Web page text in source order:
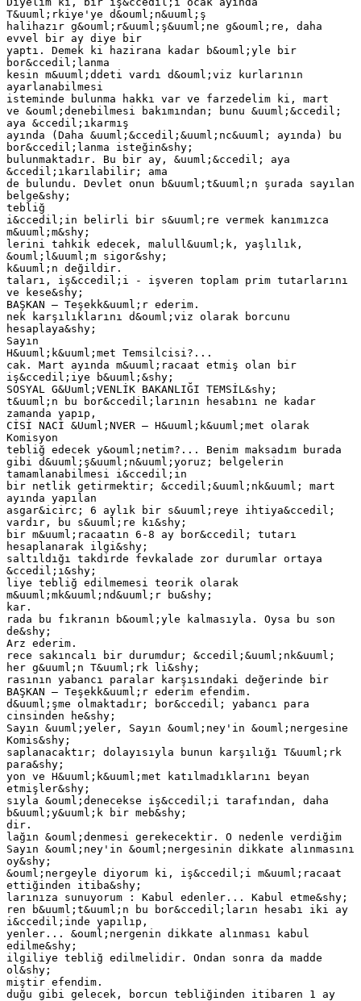
T&uuml;rkiye'ye d&ouml;n&uuml;ş
halihazır g&ouml;r&uuml;ş&uuml;ne g&ouml;re, daha
evvel bir ay diye bir
yaptı. Demek ki hazirana kadar b&ouml;yle bir
bor&ccedil;lanma
kesin m&uuml;ddeti vardı d&ouml;viz kurlarının
ayarlanabilmesi
isteminde bulunma hakkı var ve farzedelim ki, mart
ve &ouml;denebilmesi bakımından; bunu &uuml;&ccedil;
aya &ccedil;ıkarmış
ayında (Daha &uuml;&ccedil;&uuml;nc&uuml; ayında) bu
bor&ccedil;lanma isteğin&shy;
bulunmaktadır. Bu bir ay, &uuml;&ccedil; aya
&ccedil;ıkarılabilir; ama
de bulundu. Devlet onun b&uuml;t&uuml;n şurada sayılan
belge&shy;
tebliğ
i&ccedil;in belirli bir s&uuml;re vermek kanımızca
m&uuml;m&shy;
lerini tahkik edecek, malull&uuml;k, yaşlılık,
&ouml;l&uuml;m sigor&shy;
k&uuml;n değildir.
taları, iş&ccedil;i - işveren toplam prim tutarlarını
ve kese&shy;
BAŞKAN — Teşekk&uuml;r ederim.
nek karşılıklarını d&ouml;viz olarak borcunu
hesaplaya&shy;
Sayın
H&uuml;k&uuml;met Temsilcisi?...
cak. Mart ayında m&uuml;racaat etmiş olan bir
iş&ccedil;iye b&uuml;&shy;
SOSYAL G&Uuml;VENLİK BAKANLIĞI TEMSİL&shy;
t&uuml;n bu bor&ccedil;larının hesabını ne kadar
zamanda yapıp,
CİSİ NACİ &Uuml;NVER — H&uuml;k&uuml;met olarak
Komisyon
tebliğ edecek y&ouml;netim?... Benim maksadım burada
gibi d&uuml;ş&uuml;n&uuml;yoruz; belgelerin
tamamlanabilmesi i&ccedil;in
bir netlik getirmektir; &ccedil;&uuml;nk&uuml; mart
ayında yapılan
asgar&icirc; 6 aylık bir s&uuml;reye ihtiya&ccedil;
vardır, bu s&uuml;re kı&shy;
bir m&uuml;racaatın 6-8 ay bor&ccedil; tutarı
hesaplanarak ilgi&shy;
saltıldığı takdirde fevkalade zor durumlar ortaya
&ccedil;ı&shy;
liye tebliğ edilmemesi teorik olarak
m&uuml;mk&uuml;nd&uuml;r bu&shy;
kar.
rada bu fıkranın b&ouml;yle kalmasıyla. Oysa bu son
de&shy;
Arz ederim.
rece sakıncalı bir durumdur; &ccedil;&uuml;nk&uuml;
her g&uuml;n T&uuml;rk li&shy;
rasının yabancı paralar karşısındaki değerinde bir
BAŞKAN — Teşekk&uuml;r ederim efendim.
d&uuml;şme olmaktadır; bor&ccedil; yabancı para
cinsinden he&shy;
Sayın &uuml;yeler, Sayın &ouml;ney'in &ouml;nergesine
Komis&shy;
saplanacaktır; dolayısıyla bunun karşılığı T&uuml;rk
para&shy;
yon ve H&uuml;k&uuml;met katılmadıklarını beyan
etmişler&shy;
sıyla &ouml;denecekse iş&ccedil;i tarafından, daha
b&uuml;y&uuml;k bir meb&shy;
dir.
lağın &ouml;denmesi gerekecektir. O nedenle verdiğim
Sayın &ouml;ney'in &ouml;nergesinin dikkate alınmasını
oy&shy;
&ouml;nergeyle diyorum ki, iş&ccedil;i m&uuml;racaat
ettiğinden itiba&shy;
larınıza sunuyorum : Kabul edenler... Kabul etme&shy;
ren b&uuml;t&uuml;n bu bor&ccedil;ların hesabı iki ay
i&ccedil;inde yapılıp,
yenler... &ouml;nergenin dikkate alınması kabul
edilme&shy;
ilgiliye tebliğ edilmelidir. Ondan sonra da madde
ol&shy;
miştir efendim.
duğu gibi gelecek, borcun tebliğinden itibaren 1 ay